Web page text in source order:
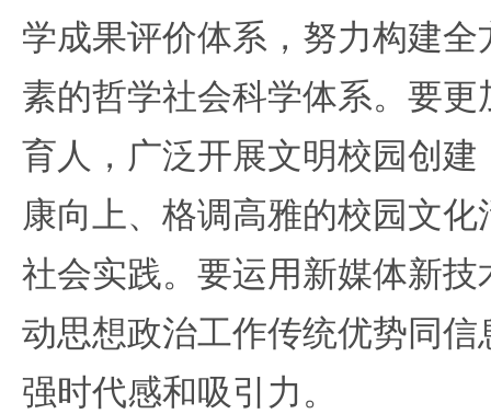
学成果评价体系，努力构建
素的哲学社会科学体系。要
育人，广泛开展文明校园创
康向上、格调高雅的校园文
社会实践。要运用新媒体新
动思想政治工作传统优势同
强时代感和吸引力。